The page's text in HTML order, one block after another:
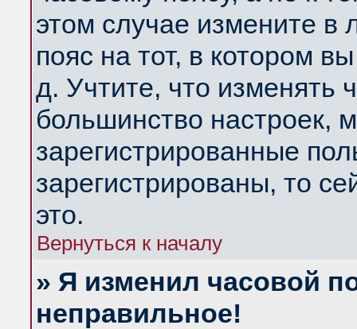
этом случае измените в
пояс на тот, в котором
д. Учтите, что изменять
большинство настроек,
зарегистрированные
зарегистрированы, то
это.
Вернуться к началу
» Я изменил часовой
неправильное!